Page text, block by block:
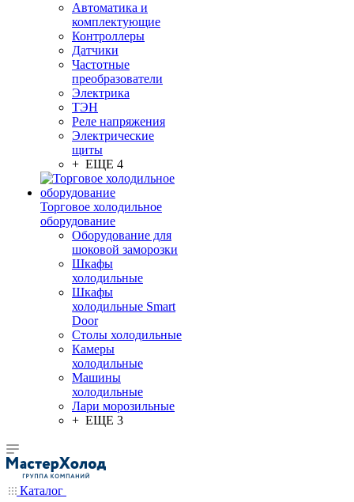
Автоматика и
комплектующие
Контроллеры
Датчики
Частотные
преобразователи
Электрика
ТЭН
Реле напряжения
Электрические
щиты
+ ЕЩЕ 4
Торговое холодильное
оборудование
Оборудование для
шоковой заморозки
Шкафы
холодильные
Шкафы
холодильные Smart
Door
Столы холодильные
Камеры
холодильные
Машины
холодильные
Лари морозильные
+ ЕЩЕ 3
Каталог